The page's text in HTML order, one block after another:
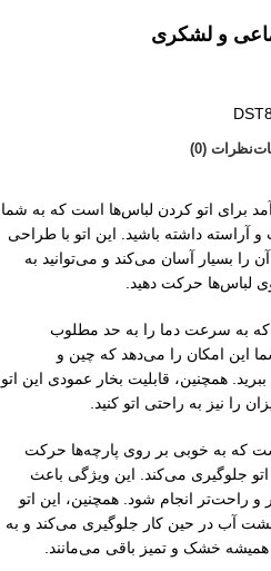
و لشکری
نظرات (0)
کارآمد برای اتو کردن لباس‌ها است که به شما
داشته باشید. این اتو با طراحی
را بسیار آسان می‌کند و می‌توانید به
لباس‌ها حرکت دهید.
2400 وات است که به سرعت دما را به حد مطلوب
این امکان را می‌دهد که چین و
همچنین، قابلیت بخار عمودی این اتو
را نیز به راحتی اتو کنید.
است که به خوبی بر روی پارچه‌ها حرکت
جلوگیری می‌کند. این ویژگی باعث
راحت‌تر انجام شود. همچنین، این اتو
آب در حین کار جلوگیری می‌کند و به
خشک و تمیز باقی می‌مانند.